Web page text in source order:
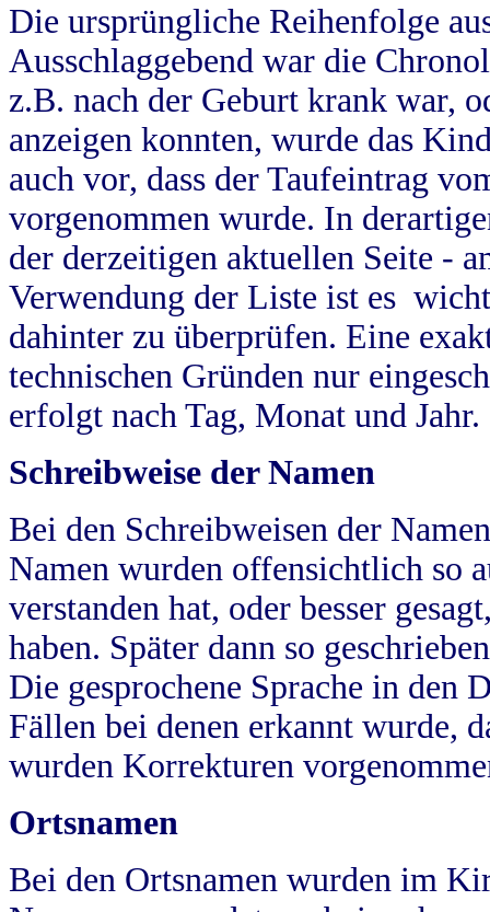
Die ursprüngliche Reihenfolge
Ausschlaggebend war die
z.B. nach der Geburt krank war,
anzeigen konnten, wurde das
auch vor, dass der Taufeintrag
vorgenommen wurde. In
der derzeitigen aktuellen Seite -
Verwendung der Liste ist es
dahinter zu überprüfen. Eine
technischen Gründen nur
erfolgt nach Tag, Monat und Jahr.
Schreibweise der Namen
Bei den Schreibweisen der
Namen wurden offensichtlich so
verstanden hat, oder besser
haben. Später dann so
Die gesprochene Sprache in
Fällen bei denen erkannt wurde,
wurden Korrekturen
Ortsnamen
Bei den Ortsnamen wurden im